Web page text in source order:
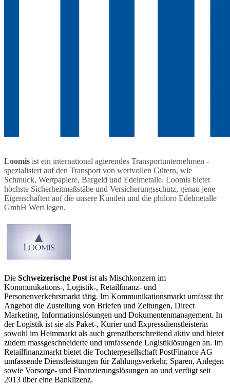
Loomis ist ein international agierendes Transportunternehmen -
spezialisiert auf den Transport von wertvollen Gütern, wie
Schmuck, Wertpapiere, Bargeld und Edelmetalle. Loomis bietet
höchste Sicherheitmaßstäbe und Versicherungsschutz, genau jene
Eigenschaften auf die unsere Kunden und die philoro Edelmetalle
GmbH Wert legen.
Die Schweizerische Post ist als Mischkonzern im
Kommunikations-, Logistik-, Retailfinanz- und
Personenverkehrsmarkt tätig. Im Kommunikationsmarkt umfasst ihr
Angebot die Zustellung von Briefen und Zeitungen, Direct
Marketing, Informationslösungen und Dokumentenmanagement. In
der Logistik ist sie als Paket-, Kurier und Expressdienstleisterin
sowohl im Heimmarkt als auch grenzüberschreitend aktiv und bietet
zudem massgeschneiderte und umfassende Logistiklösungen an. Im
Retailfinanzmarkt bietet die Tochtergesellschaft PostFinance AG
umfassende Dienstleistungen für Zahlungsverkehr, Sparen, Anlegen
sowie Vorsorge- und Finanzierungslösungen an und verfügt seit
2013 über eine Banklizenz.